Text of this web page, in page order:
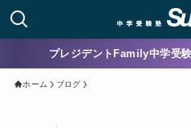
プレジデントFamily中学受
ホーム ブログ